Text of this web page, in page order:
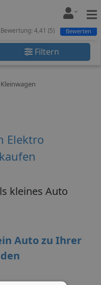
Filtern
Kleinwagen
Bewertung: 4,41 (5) Bewerten
Elektro
kleines Auto
Auto zu Ihrer